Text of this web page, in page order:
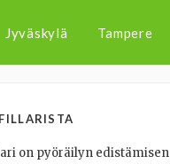
Jyväskylä Tampere
on pyöräilyn edistämisen